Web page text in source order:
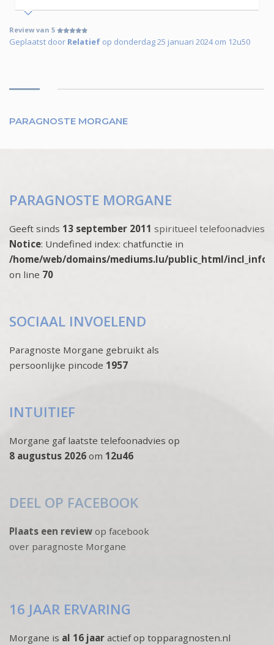
Review van 5
Geplaatst door Relatief op donderdag 25 januari 2024 om 12u50
PARAGNOSTE MORGANE
PARAGNOSTE MORGANE
Geeft sinds 13 september 2011 spiritueel telefoonadvies
Notice: Undefined index: chatfunctie in
/home/web/domains/mediums.lu/public_html/
on line 70
SOCIAAL INVOELEND
Paragnoste Morgane gebruikt als
persoonlijke pincode 1957
INTUITIEF
Morgane gaf laatste telefoonadvies op
8 augustus 2026 om 12u46
DEEL OP FACEBOOK
Plaats een review op facebook
over paragnoste Morgane
16 JAAR ERVARING
Morgane is al 16 jaar actief op topparagnosten.nl